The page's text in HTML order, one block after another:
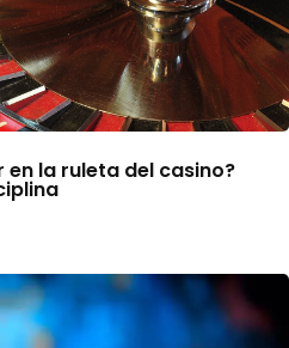
la ruleta del casino?